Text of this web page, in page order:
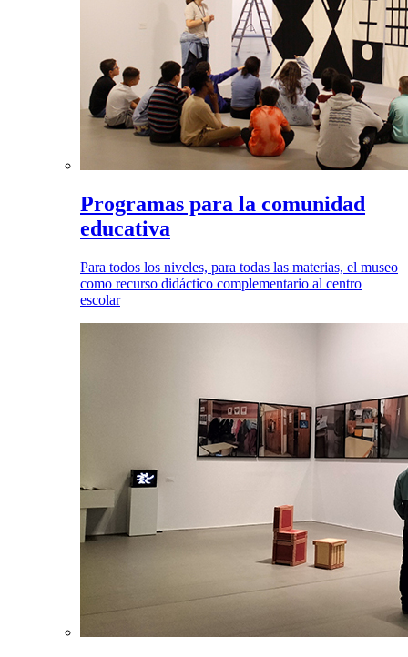
Programas para la comunidad
educativa
Para todos los niveles, para todas las materias, el museo
como recurso didáctico complementario al centro
escolar